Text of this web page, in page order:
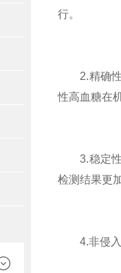
行。
2.精确性
性高血糖在
3.稳定性
检测结果更
4.非侵入性